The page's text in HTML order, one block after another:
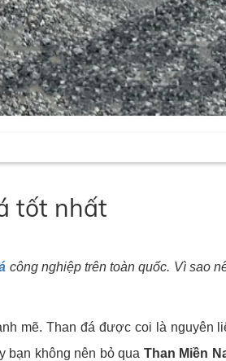
tốt nhất
công nghiệp trên toàn quốc. Vì sao
mẽ. Than đá được coi là nguyên
bạn không nên bỏ qua Than Miền